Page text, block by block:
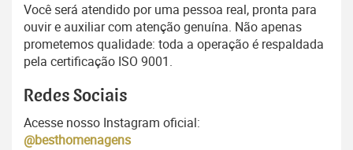
Você será atendido por uma pessoa real, pronta para
ouvir e auxiliar com atenção genuína. Não apenas
prometemos qualidade: toda a operação é respaldada
pela certificação ISO 9001.
Redes Sociais
Acesse nosso Instagram oficial:
@besthomenagens